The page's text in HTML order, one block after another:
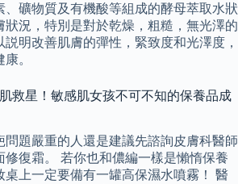
、礦物質及有機酸等組成的酵母萃取水狀
狀況，特別是對於乾燥，粗糙，無光澤的
説明改善肌膚的彈性，緊致度和光澤度，
。
救星！敏感肌女孩不可不知的保養品成
問題嚴重的人還是建議先諮詢皮膚科醫師
修復霜。 若你也和儂編一樣是懶惰保養
桌上一定要備有一罐高保濕水噴霧！ 醫